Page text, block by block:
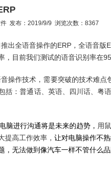
发布：2019/9/9 浏览次数：8367
出全语音操作的ERP，全语音版
，目前我们测试的语音识别率在
操作技术，需要突破的技术难点
括：普通话、英语、四川话、
进行沟通将是未来的趋势， 用
提高工作效率， 让对电脑操作不
，无法做到像汽车一样不管什么